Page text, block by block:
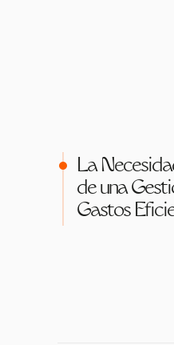
La
de una
Gastos